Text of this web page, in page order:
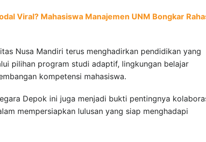
Viral? Mahasiswa Manajemen UNM Bongkar
Nusa Mandiri terus menghadirkan pendidikan yang
pilihan program studi adaptif, lingkungan belajar
kompetensi mahasiswa.
Depok ini juga menjadi bukti pentingnya
mempersiapkan lulusan yang siap menghadapi